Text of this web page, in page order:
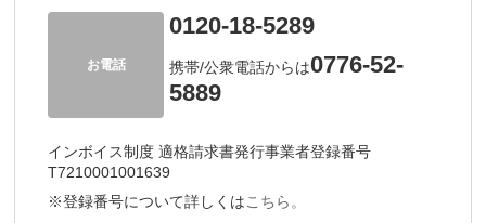
お電話
0120-18-5289
携帯/公衆電話からは0776-52-
5889
インボイス制度 適格請求書発行事業者登録番号
T7210001001639
※登録番号について詳しくはこちら。